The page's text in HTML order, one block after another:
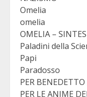
Omelia
omelia
OMELIA –
Paladini della
Papi
Paradosso
PER BENEDETTO
PER LE ANIME